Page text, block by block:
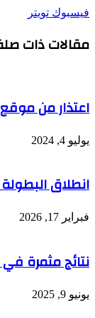
فيسبوك تويتر
البريدمقالات ذات
اعتذار من موقع
يوليو 4, 2024
انطلاق البطولة
فبراير 17, 2026
نتائج مثمرة في
يونيو 9, 2025